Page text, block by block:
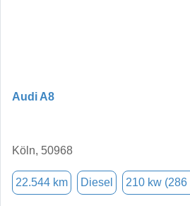
Audi A8
Köln, 50968
22.544 km Diesel 210 kw (286